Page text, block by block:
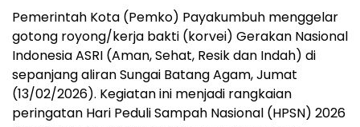
Pemerintah Kota (Pemko) Payakumbuh menggelar
gotong royong/kerja bakti (korvei) Gerakan Nasional
Indonesia ASRI (Aman, Sehat, Resik dan Indah) di
sepanjang aliran Sungai Batang Agam, Jumat
(13/02/2026). Kegiatan ini menjadi rangkaian
peringatan Hari Peduli Sampah Nasional (HPSN) 2026